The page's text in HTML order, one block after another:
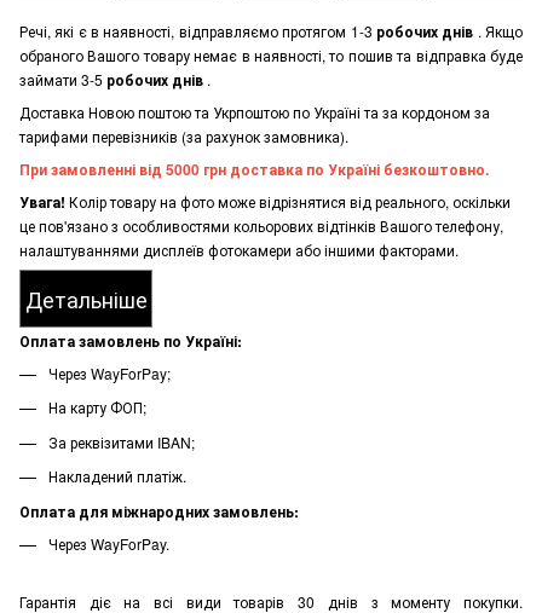
Речі, які є в наявності, відправляємо протягом 1-3 робочих днів . Якщо
обраного Вашого товару немає в наявності, то пошив та відправка буде
займати 3-5 робочих днів .
Доставка Новою поштою та Укрпоштою по Україні та за кордоном за
тарифами перевізників (за рахунок замовника).
При замовленні від 5000 грн доставка по Україні безкоштовно.
Увага! Колір товару на фото може відрізнятися від реального, оскільки
це пов'язано з особливостями кольорових відтінків Вашого телефону,
налаштуваннями дисплеїв фотокамери або іншими факторами.
Детальніше
Оплата замовлень по Україні:
Через WayForPay;
На карту ФОП;
За реквізитами IBAN;
Накладений платіж.
Оплата для міжнародних замовлень:
Через WayForPay.
Гарантія діє на всі види товарів 30 днів з моменту покупки.